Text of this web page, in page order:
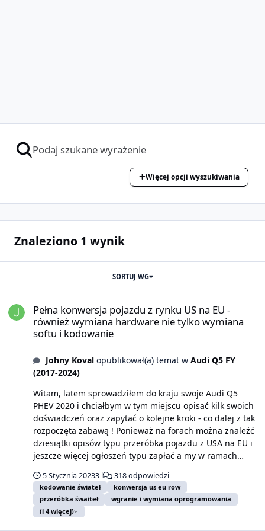
Więcej opcji wyszukiwania
Znaleziono 1 wynik
SORTUJ WG
Pełna konwersja pojazdu z rynku US na EU -
również wymiana hardware nie tylko wymiana
softu i kodowanie
Johny Kovalopublikował(a) temat w Audi Q5 FY
(2017-2024)
Witam, latem sprowadziłem do kraju swoje Audi Q5
PHEV 2020 i chciałbym w tym miejscu opisać kilk swoich
doświadczeń oraz zapytać o kolejne kroki - co dalej z tak
rozpoczęta zabawą ! Ponieważ na forach można znaleźć
dziesiątki opisów typu przeróbka pojazdu z USA na EU i
jeszcze więcej ogłoszeń typu zapłać a my w ramach
skorzystałem z usług przerobienia (przekodowania i
wymiany oprogramowania) systemu infotaiment i
wyświetlacza deski rozdzielczej. Nowy soft obejmuje
język polski (i inne), zmiana wyświetlania danych w
5 Stycznia 20233 l 318 odpowiedzi
kodowanie świateł
konwersja us eu row
przeróbka śwaiteł
wgranie i wymiana oprogramowania
(i 4 więcej)